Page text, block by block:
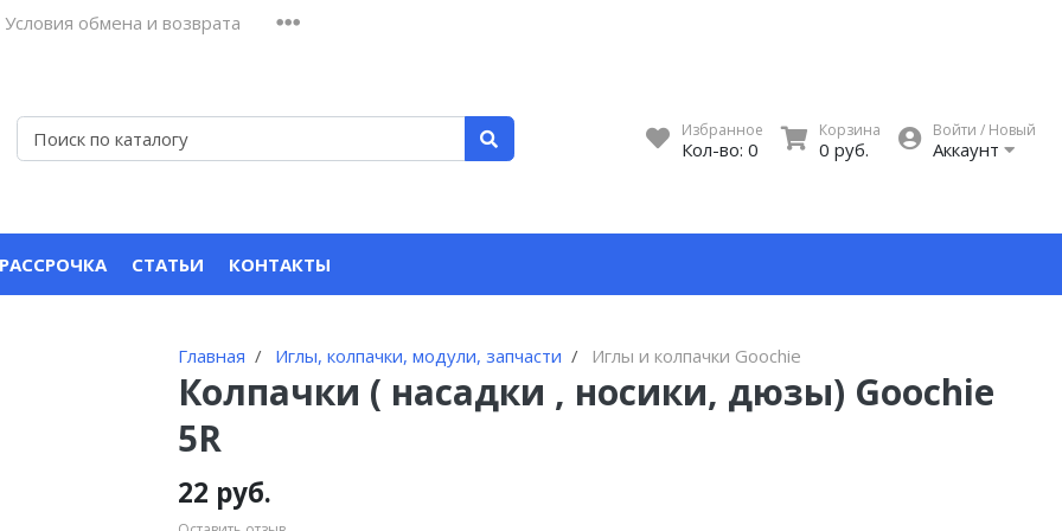
Условия обмена и возврата
Избранное
Кол-во: 0
Корзина
0 руб.
Войти / Новый
Аккаунт
СТАТЬИ КОНТАКТЫ
Главная Иглы, колпачки, модули, запчасти Иглы и колпачки Goochie
Колпачки ( насадки , носики, дюзы) Goochie
5R
22 руб.